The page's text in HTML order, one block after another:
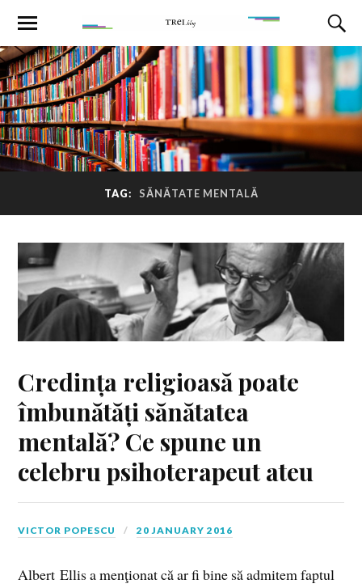
TAG: SĂNĂTATE MENTALĂ
Credința religioasă poate
îmbunătăți sănătatea
mentală? Ce spune un
celebru psihoterapeut ateu
VICTOR POPESCU 20 JANUARY 2016
Albert Ellis a menţionat că ar fi bine să admitem faptul